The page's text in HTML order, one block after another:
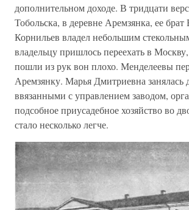
дополнительном доходе. В тридцати
Тобольска, в деревне Аремзянка, ее
Корнильев владел небольшим
владельцу пришлось переехать в
пошли из рук вон плохо. Менделеевы
Аремзянку. Марья Дмитриевна занялась
ввязанными с управлением заводом,
подсобное приусадебное хозяйство во
стало несколько легче.